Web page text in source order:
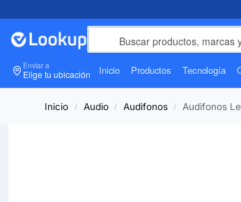
Enviar a
Elige tu ubicación Inicio Productos Tecnología
Inicio / Audio / Audifonos / Audifonos